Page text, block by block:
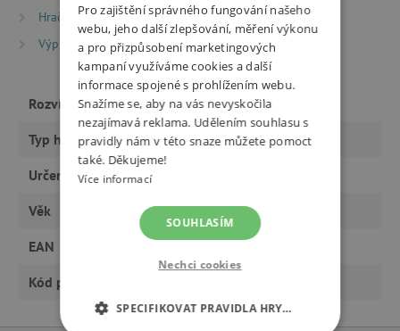
Hračky dle věku
Hry a hračky pro děti od 6 let
Výprodej %
Výprodej -20 %
Rozvíjí motoriku
Typ hračky stavebnice
Určeno pro
Věk od 3 let, předškoláci, od 6 let
EAN
Kód produktu
Pro zajištění správného fungování našeho
webu, jeho další zlepšování, měření výkonu
a pro přizpůsobení marketingových
kampaní využíváme cookies a další
informace spojené s prohlížením webu.
Snažíme se, aby na vás nevyskočila
nezajímavá reklama. Udělením souhlasu s
pravidly nám v této snaze můžete pomoct
také. Děkujeme!
Více informací
SOUHLASÍM
Nechci cookies
SPECIFIKOVAT PRAVIDLA HRY…